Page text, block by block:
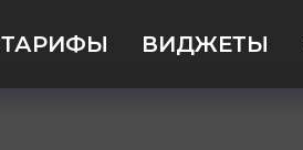
ТАРИФЫ ВИДЖЕТЫ